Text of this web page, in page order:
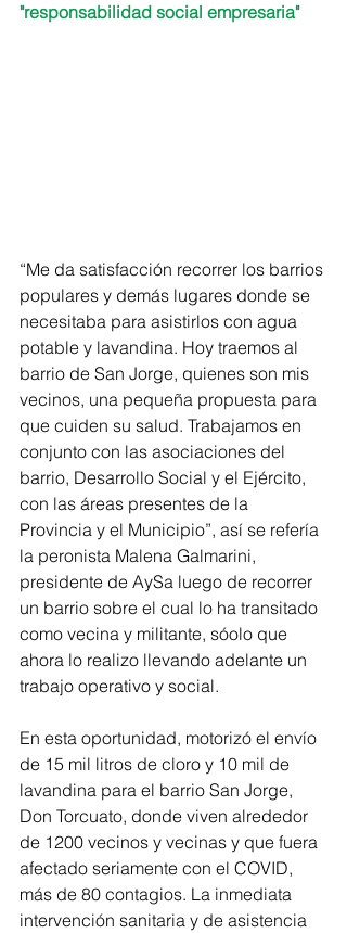
"responsabilidad social empresaria"
“Me da satisfacción recorrer los barrios
populares y demás lugares donde se
necesitaba para asistirlos con agua
potable y lavandina. Hoy traemos al
barrio de San Jorge, quienes son mis
vecinos, una pequeña propuesta para
que cuiden su salud. Trabajamos en
conjunto con las asociaciones del
barrio, Desarrollo Social y el Ejército,
con las áreas presentes de la
Provincia y el Municipio”, así se refería
la peronista Malena Galmarini,
presidente de AySa luego de recorrer
un barrio sobre el cual lo ha transitado
como vecina y militante, sóolo que
ahora lo realizo llevando adelante un
trabajo operativo y social.
En esta oportunidad, motorizó el envío
de 15 mil litros de cloro y 10 mil de
lavandina para el barrio San Jorge,
Don Torcuato, donde viven alrededor
de 1200 vecinos y vecinas y que fuera
afectado seriamente con el COVID,
más de 80 contagios. La inmediata
intervención sanitaria y de asistencia